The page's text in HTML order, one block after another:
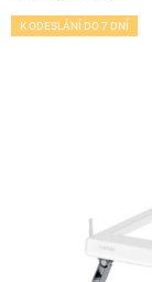
produktu
K ODESLÁNÍ DO 7 DNÍ